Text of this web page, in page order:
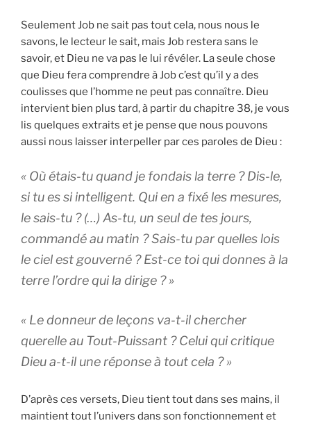
Seulement Job ne sait pas tout cela, nous nous le
savons, le lecteur le sait, mais Job restera sans le
savoir, et Dieu ne va pas le lui révéler. La seule chose
que Dieu fera comprendre à Job c’est qu’il y a des
coulisses que l’homme ne peut pas connaître. Dieu
intervient bien plus tard, à partir du chapitre 38, je vous
lis quelques extraits et je pense que nous pouvons
aussi nous laisser interpeller par ces paroles de Dieu :
« Où étais-tu quand je fondais la terre ? Dis-le,
si tu es si intelligent. Qui en a fixé les mesures,
le sais-tu ? (…) As-tu, un seul de tes jours,
commandé au matin ? Sais-tu par quelles lois
le ciel est gouverné ? Est-ce toi qui donnes à la
terre l’ordre qui la dirige ? »
« Le donneur de leçons va-t-il chercher
querelle au Tout-Puissant ? Celui qui critique
Dieu a-t-il une réponse à tout cela ? »
D’après ces versets, Dieu tient tout dans ses mains, il
maintient tout l’univers dans son fonctionnement et